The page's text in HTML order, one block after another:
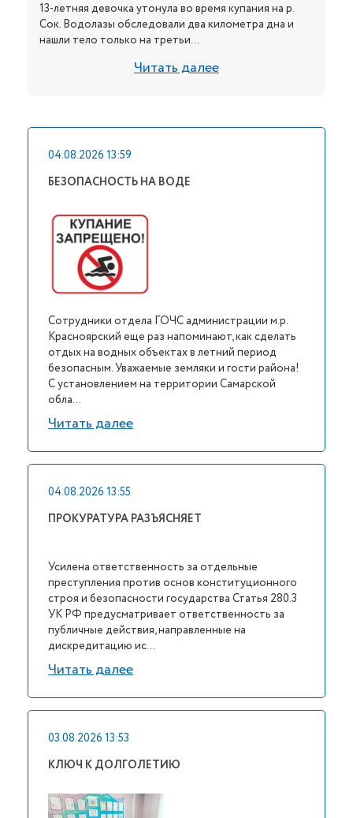
13-летняя девочка утонула во время купания на р.
Сок. Водолазы обследовали два километра дна и
нашли тело только на третьи...
Читать далее
04.08.2026 13:59
БЕЗОПАСНОСТЬ НА ВОДЕ
Сотрудники отдела ГОЧС администрации м.р.
Красноярский еще раз напоминают, как сделать
отдых на водных объектах в летний период
безопасным. Уважаемые земляки и гости района!
С установлением на территории Самарской
обла...
Читать далее
04.08.2026 13:55
ПРОКУРАТУРА РАЗЪЯСНЯЕТ
Усилена ответственность за отдельные
преступления против основ конституционного
строя и безопасности государства Статья 280.3
УК РФ предусматривает ответственность за
публичные действия, направленные на
дискредитацию ис...
Читать далее
03.08.2026 13:53
КЛЮЧ К ДОЛГОЛЕТИЮ